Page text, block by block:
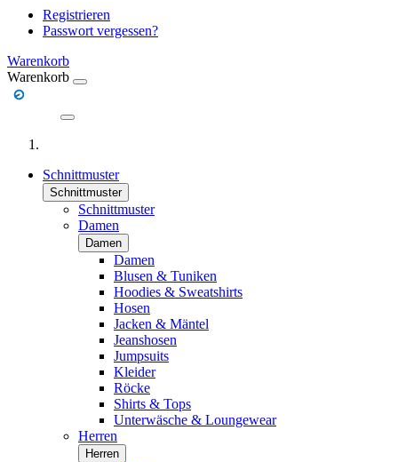
Registrieren
Passwort vergessen?
Warenkorb
Warenkorb
Schnittmuster
Schnittmuster
Schnittmuster
Damen
Damen
Damen
Blusen & Tuniken
Hoodies & Sweatshirts
Hosen
Jacken & Mäntel
Jeanshosen
Jumpsuits
Kleider
Röcke
Shirts & Tops
Unterwäsche & Loungewear
Herren
Herren